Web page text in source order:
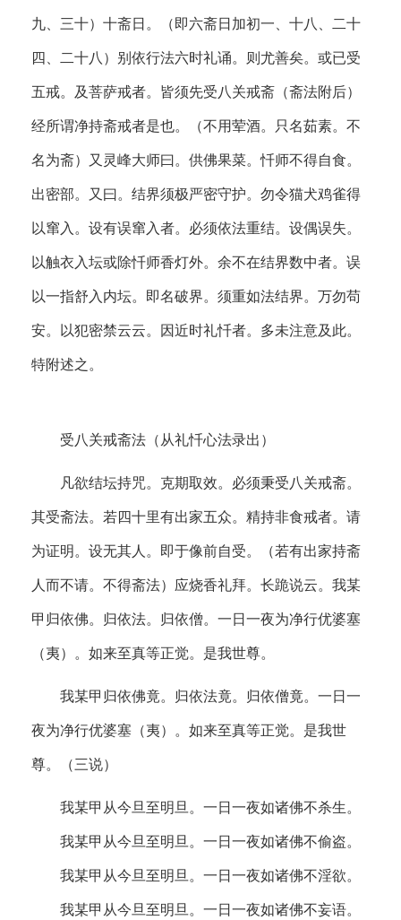
九、三十）十斋日。（即六斋日加初一、十八、二十
四、二十八）别依行法六时礼诵。则尤善矣。或已受
五戒。及菩萨戒者。皆须先受八关戒斋（斋法附后）
经所谓净持斋戒者是也。（不用荤酒。只名茹素。不
名为斋）又灵峰大师曰。供佛果菜。忏师不得自食。
出密部。又曰。结界须极严密守护。勿令猫犬鸡雀得
以窜入。设有误窜入者。必须依法重结。设偶误失。
以触衣入坛或除忏师香灯外。余不在结界数中者。误
以一指舒入内坛。即名破界。须重如法结界。万勿苟
安。以犯密禁云云。因近时礼忏者。多未注意及此。
特附述之。
受八关戒斋法（从礼忏心法录出）
凡欲结坛持咒。克期取效。必须秉受八关戒斋。
其受斋法。若四十里有出家五众。精持非食戒者。请
为证明。设无其人。即于像前自受。（若有出家持斋
人而不请。不得斋法）应烧香礼拜。长跪说云。我某
甲归依佛。归依法。归依僧。一日一夜为净行优婆塞
（夷）。如来至真等正觉。是我世尊。
我某甲归依佛竟。归依法竟。归依僧竟。一日一
夜为净行优婆塞（夷）。如来至真等正觉。是我世
尊。（三说）
我某甲从今旦至明旦。一日一夜如诸佛不杀生。
我某甲从今旦至明旦。一日一夜如诸佛不偷盗。
我某甲从今旦至明旦。一日一夜如诸佛不淫欲。
我某甲从今旦至明旦。一日一夜如诸佛不妄语。